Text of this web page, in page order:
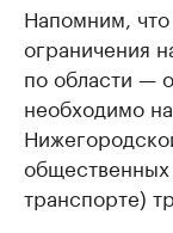
Напомним,
ограничения
по области —
необходимо
общественных
транспорте)